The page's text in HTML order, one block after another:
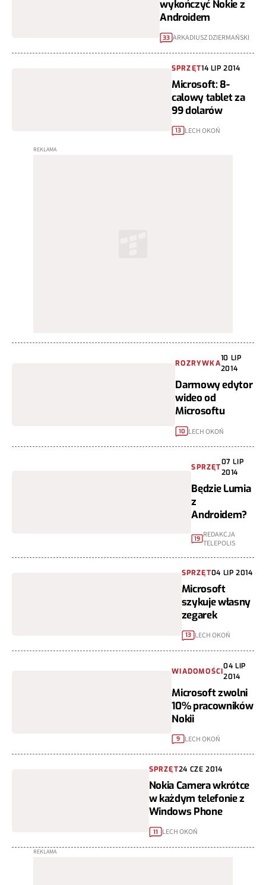
wykończyć Nokie z
Androidem
33 ARKADIUSZ DZIERMAŃSKI
SPRZĘT14 LIP 2014
Microsoft: 8-
calowy tablet za
99 dolarów
13 LECH OKOŃ
ROZRYWKA
10 LIP
2014
Darmowy edytor
wideo od
Microsoftu
10 LECH OKOŃ
SPRZĘT
07 LIP
2014
Będzie Lumia
z
Androidem?
19 REDAKCJA
TELEPOLIS
SPRZĘT04 LIP 2014
Microsoft
szykuje własny
zegarek
13 LECH OKOŃ
WIADOMOŚCI
04 LIP
2014
Microsoft zwolni
10% pracowników
Nokii
9 LECH OKOŃ
SPRZĘT24 CZE 2014
Nokia Camera wkrótce
w każdym telefonie z
Windows Phone
11 LECH OKOŃ